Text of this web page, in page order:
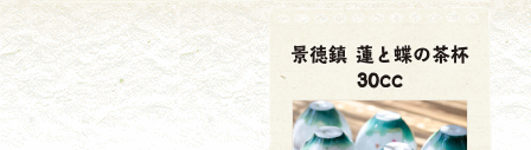
景徳鎮 蓮と蝶の茶杯
30cc